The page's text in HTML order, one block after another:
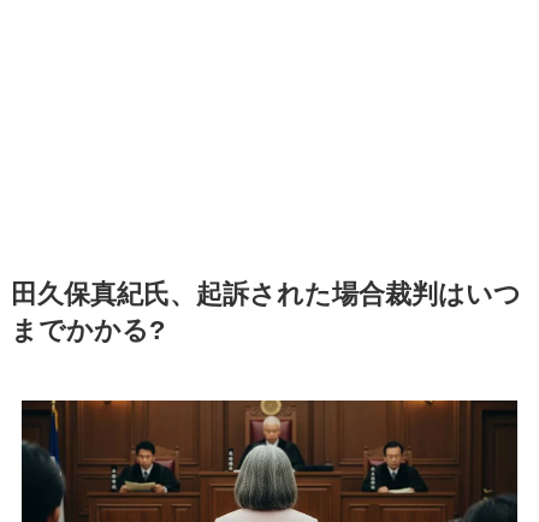
田久保真紀氏、起訴された場合裁判はいつ
までかかる?